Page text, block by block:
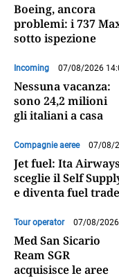
Boeing, ancora
problemi: i 737
sotto ispezione
Incoming 07/08/2026
Nessuna vacanza:
sono 24,2 milioni
gli italiani a casa
Compagnie aeree 07/08/
Jet fuel: Ita Airways
sceglie il Self
e diventa fuel
Tour operator 07/08/2026
Med San Sicario
Ream SGR
acquisisce le aree